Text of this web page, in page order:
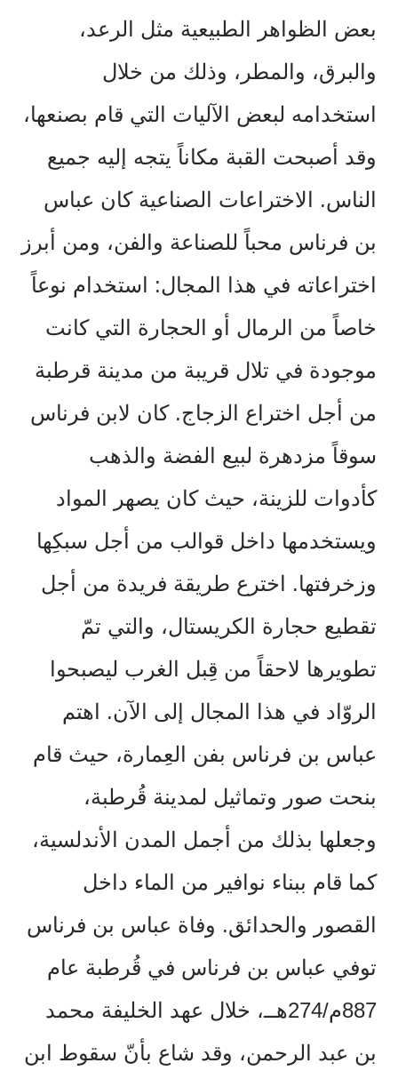
بعض الظواهر الطبيعية مثل الرعد،
والبرق، والمطر، وذلك من خلال
استخدامه لبعض الآليات التي قام بصنعها،
وقد أصبحت القبة مكاناً يتجه إليه جميع
الناس. الاختراعات الصناعية كان عباس
بن فرناس محباً للصناعة والفن، ومن أبرز
اختراعاته في هذا المجال: استخدام نوعاً
خاصاً من الرمال أو الحجارة التي كانت
موجودة في تلال قريبة من مدينة قرطبة
من أجل اختراع الزجاج. كان لابن فرناس
سوقاً مزدهرة لبيع الفضة والذهب
كأدوات للزينة، حيث كان يصهر المواد
ويستخدمها داخل قوالب من أجل سبكِها
وزخرفتها. اخترع طريقة فريدة من أجل
تقطيع حجارة الكريستال، والتي تمّ
تطويرها لاحقاً من قِبل الغرب ليصبحوا
الروّاد في هذا المجال إلى الآن. اهتم
عباس بن فرناس بفن العِمارة، حيث قام
بنحت صور وتماثيل لمدينة قُرطبة،
وجعلها بذلك من أجمل المدن الأندلسية،
كما قام ببناء نوافير من الماء داخل
القصور والحدائق. وفاة عباس بن فرناس
توفي عباس بن فرناس في قُرطبة عام
887م/274هــ، خلال عهد الخليفة محمد
بن عبد الرحمن، وقد شاع بأنّ سقوط ابن